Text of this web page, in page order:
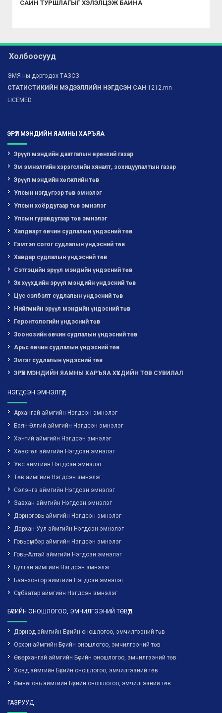
САЙН ТУРШЛАГЫГ ХЭЛЭЛЦЭЖ БАЙНА
Холбоосууд
ЭМЯ-ны дэргэдэх ТАЗСЗ
СТАТИСТИКИЙН МЭДЭЭЛЛИЙН НЭГДСЭН САН-1212.mn
LICEMED
ЭРҮҮЛ МЭНДИЙН ЯАМНЫ ХАРЪЯА
Эрүүл мэндийн даатгалын ерөнхий газар
Эм эмнэлгийн хэрэгслийн хяналт, зохицуулалтын газар
Эрүүл мэндийн хөгжлийн төв
Улсын нэгдүгээр төв эмнэлэг
Улсын хоёрдугаар төв эмнэлэг
Улсын гуравдугаар төв эмнэлэг
Халдварт өвчин судлалын үндэсний төв
Гэмтэл согог судлалын үндэсний төв
Хавдар судлалын үндэсний төв
Сэтгэцийн эрүүл мэндийн үндэсний төв
Эх хүүхдийн эрүүл мэндийн үндэсний төв
Цус сэлбэлт судлалын үндэсний төв
Нийгмийн эрүүл мэндийн үндэсний төв
Геронтологийн үндэсний төв
Зоонозийн өвчин судлалын үндэсний төв
Арьс өвчин судлалын үндэсний төв
Эмгэг судлалын үндэсний төв
ЭРҮҮЛ МЭНДИЙН ЯАМНЫ ХАРЪЯА ХҮҮХДИЙН ТӨВ СУВИЛАЛ
НЭГДСЭН ЭМНЭЛГҮҮД
Архангай аймгийн Нэгдсэн эмнэлэг
Баян-Өлгий аймгийн Нэгдсэн эмнэлэг
Хэнтий аймгийн Нэгдсэн эмнэлэг
Хөвсгөл аймгийн Нэгдсэн эмнэлэг
Увс аймгийн Нэгдсэн эмнэлэг
Төв аймгийн Нэгдсэн эмнэлэг
Сэлэнгэ аймгийн Нэгдсэн эмнэлэг
Завхан аймгийн Нэгдсэн эмнэлэг
Дорноговь аймгийн Нэгдсэн эмнэлэг
Дархан-Уул аймгийн Нэгдсэн эмнэлэг
Говьсүмбэр аймгийн Нэгдсэн эмнэлэг
Говь-Алтай аймгийн Нэгдсэн эмнэлэг
Булган аймгийн Нэгдсэн эмнэлэг
Баянхонгор аймгийн Нэгдсэн эмнэлэг
Сүхбаатар аймгийн Нэгдсэн эмнэлэг
БҮСИЙН ОНОШЛОГОО, ЭМЧИЛГЭЭНИЙ ТӨВҮҮД
Дорнод аймгийн Бүсийн оношлогоо, эмчилгээний төв
Орхон аймгийн Бүсийн оношлогоо, эмчилгээний төв
Өвөрхангай аймгийн Бүсийн оношлогоо, эмчилгээний төв
Ховд аймгийн Бүсийн оношлогоо, эмчилгээний төв
Өмнөговь аймгийн Бүсийн оношлогоо, эмчилгээний төв
ГАЗРУУД